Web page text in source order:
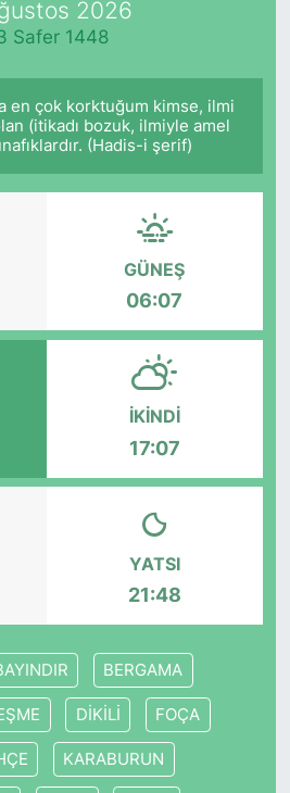
2026
Safer 1448
en çok korktuğum kimse, ilmi
(itikadı bozuk, ilmiyle amel
(Hadis-i şerif)
GÜNEŞ
06:07
İKINDI
17:07
YATSI
21:48
BERGAMA
DİKİLİ FOÇA
KARABURUN
(Arşiv)
GÜNDEMİ